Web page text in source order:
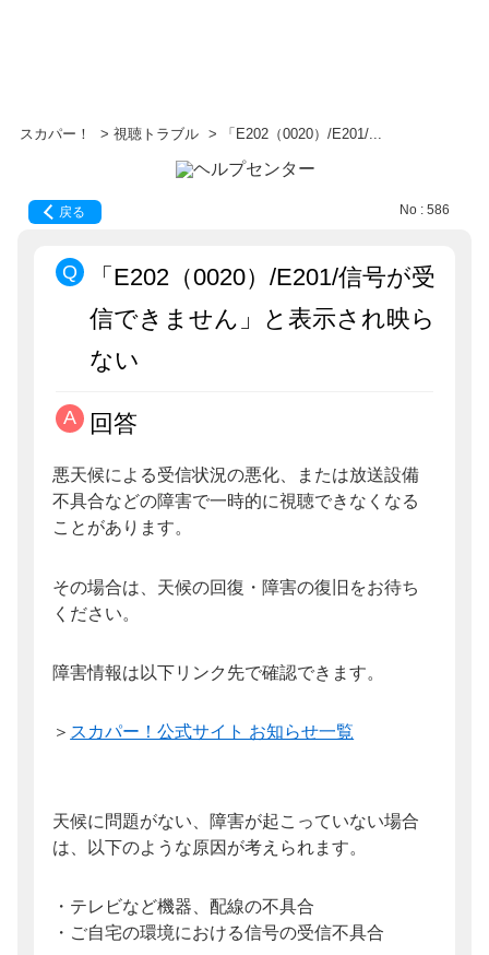
スカパー！ > 視聴トラブル > 「E202（0020）/E201/...
戻る No : 586
「E202（0020）/E201/信号が受
信できません」と表示され映ら
ない
回答
悪天候による受信状況の悪化、または放送設備
不具合などの障害で一時的に視聴できなくなる
ことがあります。
その場合は、天候の回復・障害の復旧をお待ち
ください。
障害情報は以下リンク先で確認できます。
＞ スカパー！公式サイト お知らせ一覧
天候に問題がない、障害が起こっていない場合
は、以下のような原因が考えられます。
・テレビなど機器、配線の不具合
・ご自宅の環境における信号の受信不具合